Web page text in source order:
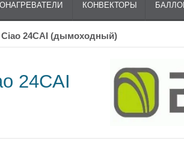
КОНВЕКТОРЫ
Ciao 24CAI (дымоходный)
24CAI